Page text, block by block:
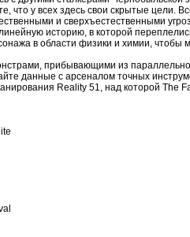
что у всех здесь свои скрытые цели.
и сверхъестественными
историю, в которой
в области физики и химии, чтобы
прибывающими из
данные с арсеналом точных
Reality 51, над которой The